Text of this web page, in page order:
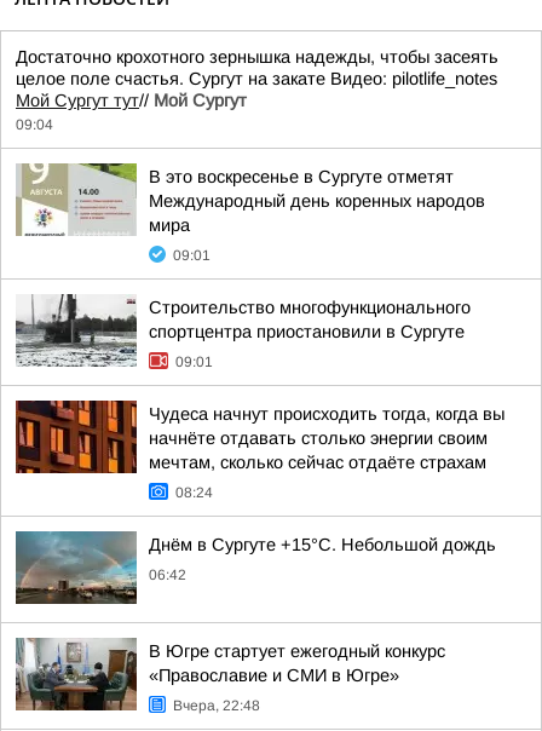
Достаточно крохотного зернышка надежды, чтобы засеять
целое поле счастья. Сургут на закате Видео: pilotlife_notes
Мой Сургут тут// Мой Сургут
09:04
В это воскресенье в Сургуте отметят
Международный день коренных народов
мира
09:01
Строительство многофункционального
спортцентра приостановили в Сургуте
09:01
Чудеса начнут происходить тогда, когда вы
начнёте отдавать столько энергии своим
мечтам, сколько сейчас отдаёте страхам
08:24
Днём в Сургуте +15°С. Небольшой дождь
06:42
В Югре стартует ежегодный конкурс
«Православие и СМИ в Югре»
Вчера, 22:48